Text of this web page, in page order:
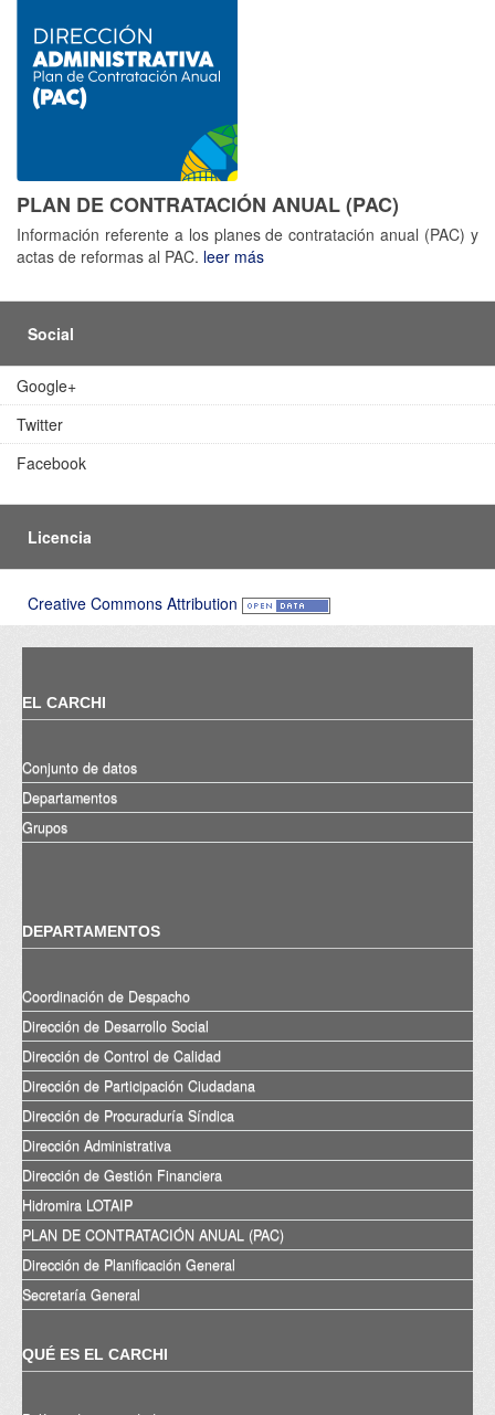
PLAN DE CONTRATACIÓN ANUAL (PAC)
Información referente a los planes de contratación anual (PAC) y
actas de reformas al PAC. leer más
Social
Google+
Twitter
Facebook
Licencia
Creative Commons Attribution
EL CARCHI
Conjunto de datos
Departamentos
Grupos
DEPARTAMENTOS
Coordinación de Despacho
Dirección de Desarrollo Social
Dirección de Control de Calidad
Dirección de Participación Ciudadana
Dirección de Procuraduría Síndica
Dirección Administrativa
Dirección de Gestión Financiera
Hidromira LOTAIP
PLAN DE CONTRATACIÓN ANUAL (PAC)
Dirección de Planificación General
Secretaría General
QUÉ ES EL CARCHI